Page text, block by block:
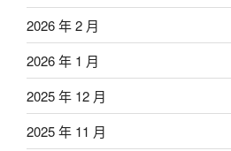
2026 年 2 月
2026 年 1 月
2025 年 12 月
2025 年 11 月